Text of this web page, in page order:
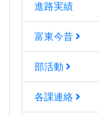
進路実績
富東今昔
部活動
各課連絡